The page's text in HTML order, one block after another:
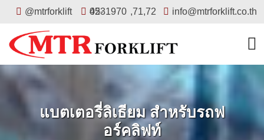
@mtrforklift 02-4531970 ,71,72 info@mtrforklift.co.th
แบตเตอรี่ลิเธียม สำหรับรถฟ
อร์คลิฟท์